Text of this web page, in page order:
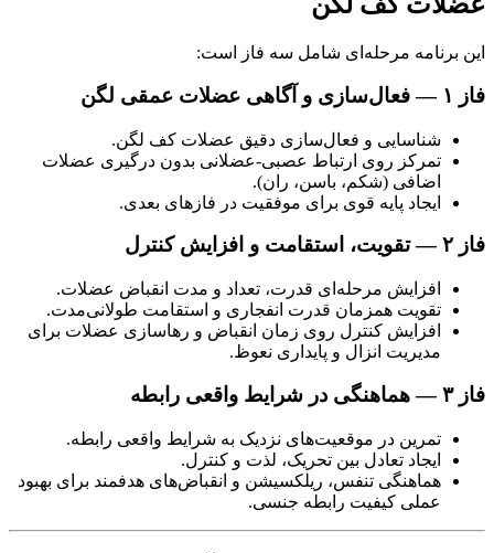
این برنامه مرحله‌ای شامل سه فاز است:
فاز ۱ — فعال‌سازی و آگاهی عضلات عمقی لگن
شناسایی و فعال‌سازی دقیق عضلات کف لگن.
تمرکز روی ارتباط عصبی-عضلانی بدون درگیری عضلات
اضافی (شکم، باسن، ران).
ایجاد پایه قوی برای موفقیت در فازهای بعدی.
فاز ۲ — تقویت، استقامت و افزایش کنترل
افزایش مرحله‌ای قدرت، تعداد و مدت انقباض عضلات.
تقویت همزمان قدرت انفجاری و استقامت طولانی‌مدت.
افزایش کنترل روی زمان انقباض و رهاسازی عضلات برای
مدیریت انزال و پایداری نعوظ.
فاز ۳ — هماهنگی در شرایط واقعی رابطه
تمرین در موقعیت‌های نزدیک به شرایط واقعی رابطه.
ایجاد تعادل بین تحریک، لذت و کنترل.
هماهنگی تنفس، ریلکسیشن و انقباض‌های هدفمند برای بهبود
عملی کیفیت رابطه جنسی.